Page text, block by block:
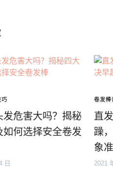
巧
发危害大吗？揭秘
如何选择安全卷发
日
卷发棒
直
躁
象
2021